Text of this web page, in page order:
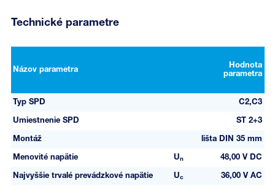
Technické parametre
Názov parametra
Hodnota
parametra
Typ SPD C2,C3
Umiestnenie SPD ST 2+3
Montáž lišta DIN 35 mm
Menovité napätie Un 48,00 V DC
Najvyššie trvalé prevádzkové napätie Uc 36,00 V AC